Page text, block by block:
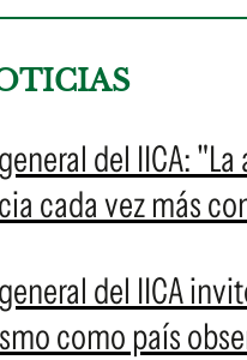
del IICA:
cada vez más
del IICA
como país